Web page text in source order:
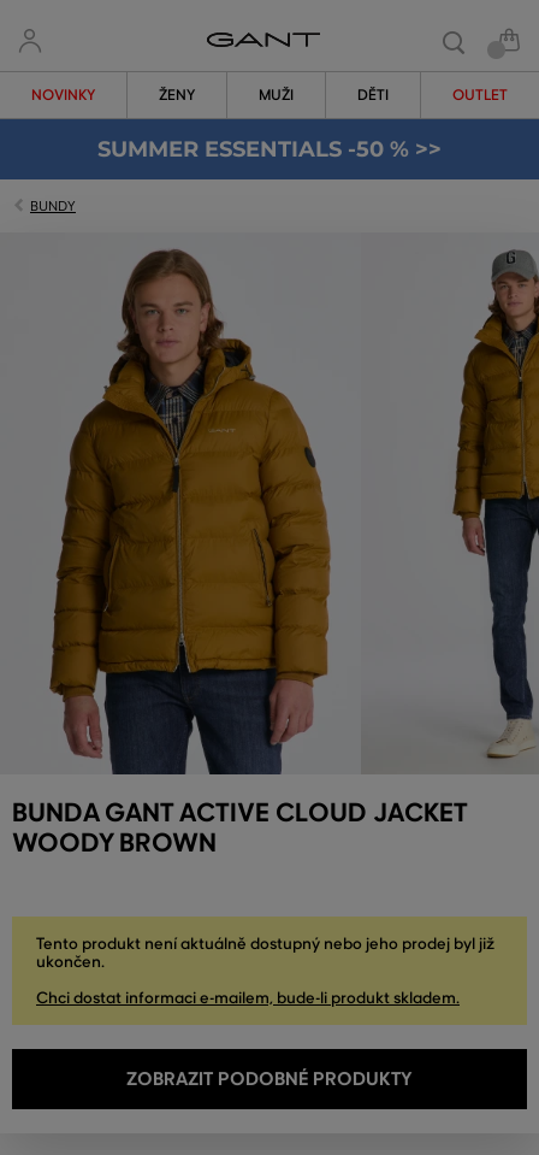
NOVINKY ŽENY MUŽI DĚTI OUTLET
SUMMER ESSENTIALS -50 % >>
BUNDY
BUNDA GANT ACTIVE CLOUD JACKET
WOODY BROWN
Tento produkt není aktuálně dostupný nebo jeho prodej byl již
ukončen.
Chci dostat informaci e-mailem, bude-li produkt skladem.
ZOBRAZIT PODOBNÉ PRODUKTY